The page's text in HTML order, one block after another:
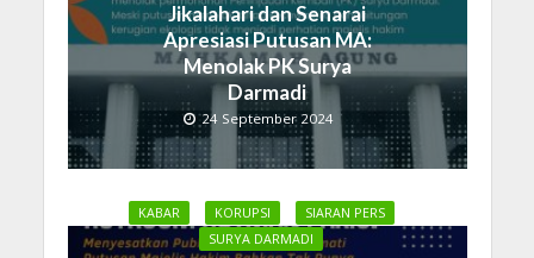
Jikalahari dan Senarai
Apresiasi Putusan MA:
Menolak PK Surya
Darmadi
24 September 2024
KABAR KORUPSI
SIARAN PERS
SURYA DARMADI